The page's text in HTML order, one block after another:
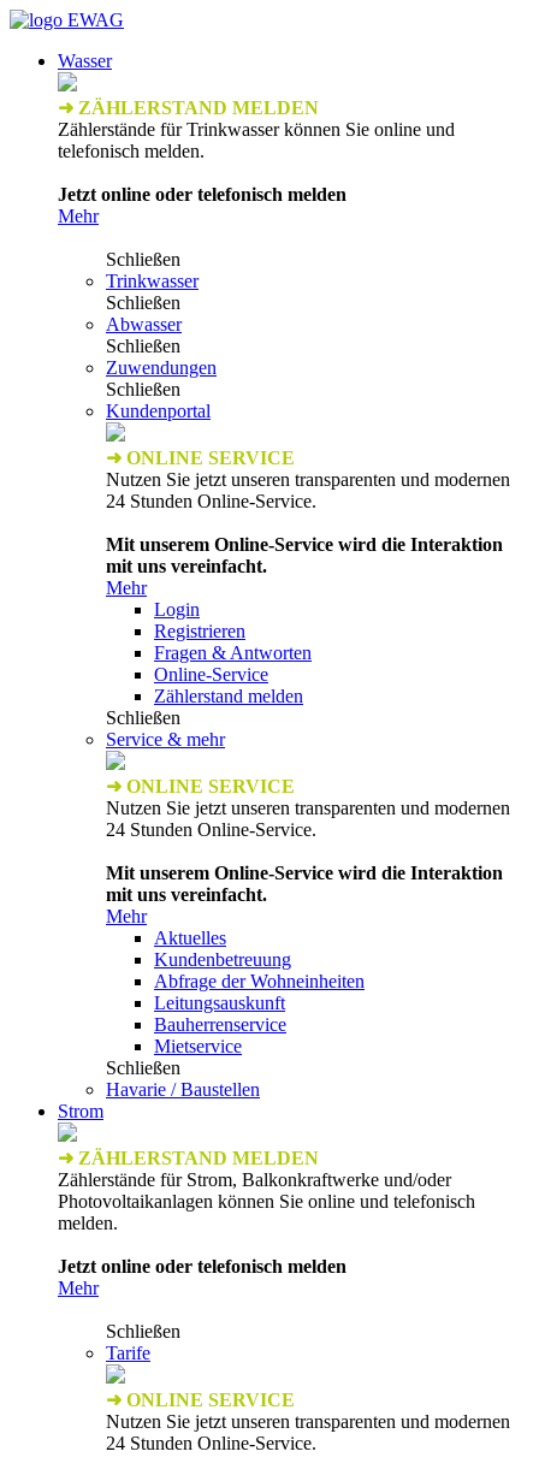
Wasser
➜ ZÄHLERSTAND MELDEN
Zählerstände für Trinkwasser können Sie online und
telefonisch melden.
Jetzt online oder telefonisch melden
Mehr
Schließen
Trinkwasser
Schließen
Abwasser
Schließen
Zuwendungen
Schließen
Kundenportal
➜ ONLINE SERVICE
Nutzen Sie jetzt unseren transparenten und modernen
24 Stunden Online-Service.
Mit unserem Online-Service wird die Interaktion
mit uns vereinfacht.
Mehr
Login
Registrieren
Fragen & Antworten
Online-Service
Zählerstand melden
Schließen
Service & mehr
➜ ONLINE SERVICE
Nutzen Sie jetzt unseren transparenten und modernen
24 Stunden Online-Service.
Mit unserem Online-Service wird die Interaktion
mit uns vereinfacht.
Mehr
Aktuelles
Kundenbetreuung
Abfrage der Wohneinheiten
Leitungsauskunft
Bauherrenservice
Mietservice
Schließen
Havarie / Baustellen
Strom
➜ ZÄHLERSTAND MELDEN
Zählerstände für Strom, Balkonkraftwerke und/oder
Photovoltaikanlagen können Sie online und telefonisch
melden.
Jetzt online oder telefonisch melden
Mehr
Schließen
Tarife
➜ ONLINE SERVICE
Nutzen Sie jetzt unseren transparenten und modernen
24 Stunden Online-Service.